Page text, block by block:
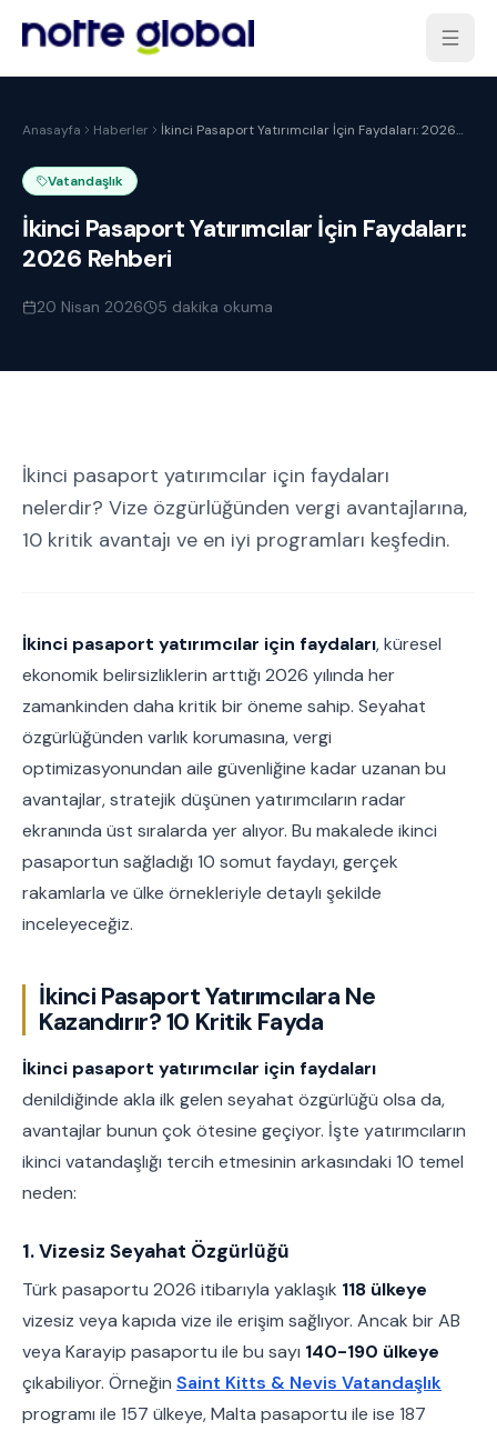
Anasayfa Haberler
İkinci Pasaport Yatırımcılar İçin Faydaları: 2026
Vatandaşlık
İkinci Pasaport Yatırımcılar İçin Faydaları:
2026 Rehberi
20 Nisan 2026 5 dakika okuma
İkinci pasaport yatırımcılar için faydaları
nelerdir? Vize özgürlüğünden vergi avantajlarına,
10 kritik avantajı ve en iyi programları keşfedin.
İkinci pasaport yatırımcılar için faydaları, küresel
ekonomik belirsizliklerin arttığı 2026 yılında her
zamankinden daha kritik bir öneme sahip. Seyahat
özgürlüğünden varlık korumasına, vergi
optimizasyonundan aile güvenliğine kadar uzanan bu
avantajlar, stratejik düşünen yatırımcıların radar
ekranında üst sıralarda yer alıyor. Bu makalede ikinci
pasaportun sağladığı 10 somut faydayı, gerçek
rakamlarla ve ülke örnekleriyle detaylı şekilde
inceleyeceğiz.
İkinci Pasaport Yatırımcılara Ne
Kazandırır? 10 Kritik Fayda
İkinci pasaport yatırımcılar için faydaları
denildiğinde akla ilk gelen seyahat özgürlüğü olsa da,
avantajlar bunun çok ötesine geçiyor. İşte yatırımcıların
ikinci vatandaşlığı tercih etmesinin arkasındaki 10 temel
neden:
1. Vizesiz Seyahat Özgürlüğü
Türk pasaportu 2026 itibarıyla yaklaşık 118 ülkeye
vizesiz veya kapıda vize ile erişim sağlıyor. Ancak bir AB
veya Karayip pasaportu ile bu sayı 140-190 ülkeye
çıkabiliyor. Örneğin Saint Kitts & Nevis Vatandaşlık
programı ile 157 ülkeye, Malta pasaportu ile ise 187